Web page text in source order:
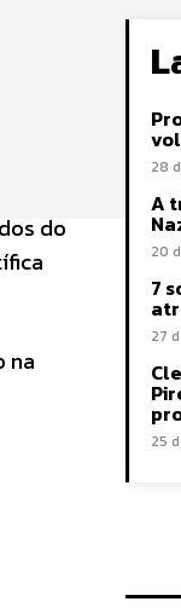
do
na
28
A
20
7
27
25